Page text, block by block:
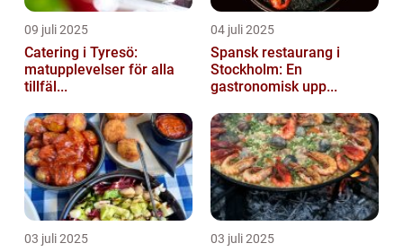
09 juli 2025
Catering i Tyresö:
matupplevelser för alla
tillfäl...
04 juli 2025
Spansk restaurang i
Stockholm: En
gastronomisk upp...
03 juli 2025 03 juli 2025